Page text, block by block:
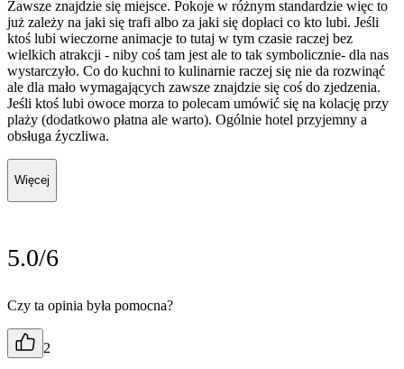
Zawsze znajdzie się miejsce. Pokoje w różnym standardzie więc to
już zależy na jaki się trafi albo za jaki się dopłaci co kto lubi. Jeśli
ktoś lubi wieczorne animacje to tutaj w tym czasie raczej bez
wielkich atrakcji - niby coś tam jest ale to tak symbolicznie- dla nas
wystarczyło. Co do kuchni to kulinarnie raczej się nie da rozwinąć
ale dla mało wymagających zawsze znajdzie się coś do zjedzenia.
Jeśli ktoś lubi owoce morza to polecam umówić się na kolację przy
plaży (dodatkowo płatna ale warto). Ogólnie hotel przyjemny a
obsługa źyczliwa.
Więcej
5.0/6
Czy ta opinia była pomocna?
2